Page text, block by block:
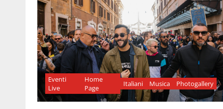
Eventi
Live
Home
Page
Italiani Musica Photogallery